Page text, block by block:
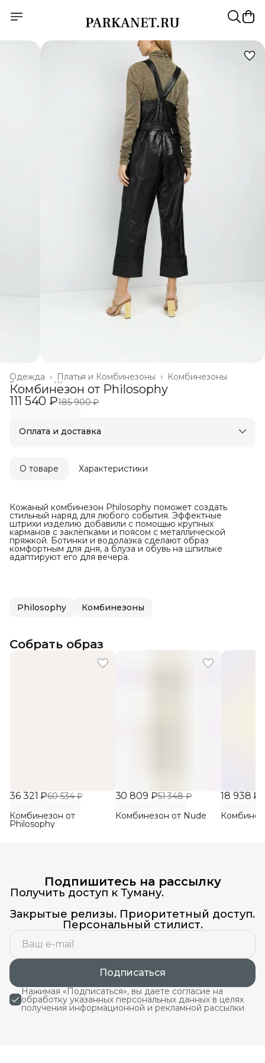
Комбинезоны
Платья и Комбинезоны ›
Одежда ›
Женское ›
Главная ›
Комбинезон от Philosophy
111 540 ₽185 900 ₽
Оплата и доставка
Оплата после примерки
О товаре Характеристики
Кожаный комбинезон Philosophy поможет создать
стильный наряд для любого события. Эффектные
штрихи изделию добавили с помощью крупных
карманов с заклёпками и поясом с металлической
пряжкой. Ботинки и водолазка сделают образ
комфортным для дня, а блуза и обувь на шпильке
адаптируют его для вечера.
Philosophy Комбинезоны
Собрать образ
36 321 ₽60 534 ₽
Комбинезон от
Philosophy
30 809 ₽51 348 ₽
Комбинезон от Nude
18 938 ₽
Подпишитесь на рассылку
Получить доступ к Туману.
Закрытые релизы. Приоритетный доступ.
Персональный стилист.
Подписаться
Нажимая «Подписаться», вы даете согласие на
обработку указанных персональных данных в целях
получения информационной и рекламной рассылки